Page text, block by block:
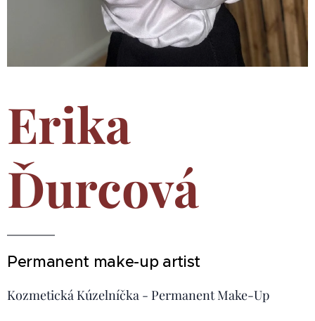
Erika
Ďurcová
Permanent make-up artist
Kozmetická Kúzelníčka - Permanent Make-Up